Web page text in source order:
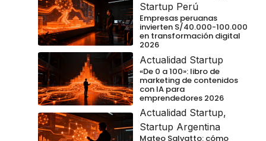
Startup Perú
Empresas peruanas
invierten S/40.000-100.000
en transformación digital
2026
Actualidad Startup
«De 0 a 100»: libro de
marketing de contenidos
con IA para
emprendedores 2026
Actualidad Startup,
Startup Argentina
Mateo Salvatto: cómo